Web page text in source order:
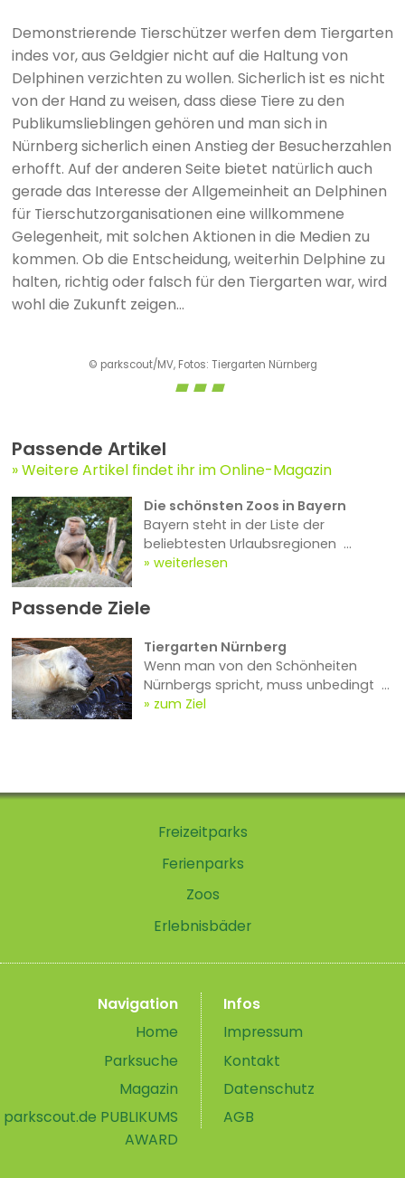
Demonstrierende Tierschützer werfen dem Tiergarten
indes vor, aus Geldgier nicht auf die Haltung von
Delphinen verzichten zu wollen. Sicherlich ist es nicht
von der Hand zu weisen, dass diese Tiere zu den
Publikumslieblingen gehören und man sich in
Nürnberg sicherlich einen Anstieg der Besucherzahlen
erhofft. Auf der anderen Seite bietet natürlich auch
gerade das Interesse der Allgemeinheit an Delphinen
für Tierschutzorganisationen eine willkommene
Gelegenheit, mit solchen Aktionen in die Medien zu
kommen. Ob die Entscheidung, weiterhin Delphine zu
halten, richtig oder falsch für den Tiergarten war, wird
wohl die Zukunft zeigen...
© parkscout/MV, Fotos: Tiergarten Nürnberg
Passende Artikel
Weitere Artikel findet ihr im Online-Magazin
Die schönsten Zoos in Bayern
Bayern steht in der Liste der
beliebtesten Urlaubsregionen ...
weiterlesen
Passende Ziele
Tiergarten Nürnberg
Wenn man von den Schönheiten
Nürnbergs spricht, muss unbedingt ...
zum Ziel
Freizeitparks
Ferienparks
Zoos
Erlebnisbäder
Navigation
Home
Parksuche
Magazin
parkscout.de PUBLIKUMS
AWARD
Infos
Impressum
Kontakt
Datenschutz
AGB